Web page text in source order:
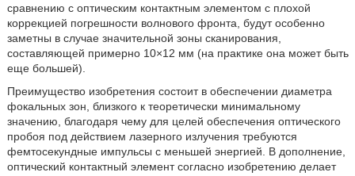
сравнению с оптическим контактным элементом с плохой
коррекцией погрешности волнового фронта, будут особенно
заметны в случае значительной зоны сканирования,
составляющей примерно 10×12 мм (на практике она может быть
еще большей).
Преимущество изобретения состоит в обеспечении диаметра
фокальных зон, близкого к теоретически минимальному
значению, благодаря чему для целей обеспечения оптического
пробоя под действием лазерного излучения требуются
фемтосекундные импульсы с меньшей энергией. В дополнение,
оптический контактный элемент согласно изобретению делает